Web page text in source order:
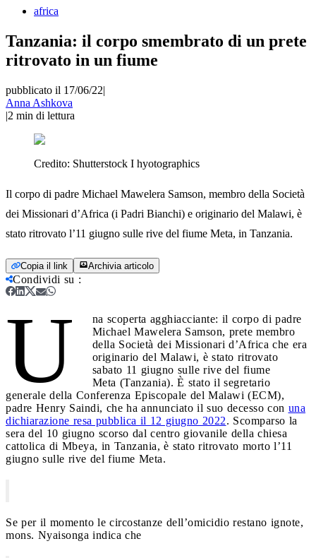
africa
Tanzania: il corpo smembrato di un prete
ritrovato in un fiume
pubblicato il 17/06/22|
Anna Ashkova
|2 min di lettura
Credito: Shutterstock I hyotographics
Il corpo di padre Michael Mawelera Samson, membro della Società
dei Missionari d’Africa (i Padri Bianchi) e originario del Malawi, è
stato ritrovato l’11 giugno sulle rive del fiume Meta, in Tanzania.
Copia il link Archivia articolo
Condividi su :
U
na scoperta agghiacciante: il corpo di padre
Michael Mawelera Samson, prete membro
della Società dei Missionari d’Africa che era
originario del Malawi, è stato ritrovato
sabato 11 giugno sulle rive del fiume
Meta (Tanzania). È stato il segretario
generale della Conferenza Episcopale del Malawi (ECM),
padre Henry Saindi, che ha annunciato il suo decesso con una
dichiarazione resa pubblica il 12 giugno 2022. Scomparso la
sera del 10 giugno scorso dal centro giovanile della chiesa
cattolica di Mbeya, in Tanzania, è stato ritrovato morto l’11
giugno sulle rive del fiume Meta.
Se per il momento le circostanze dell’omicidio restano ignote,
mons. Nyaisonga indica che